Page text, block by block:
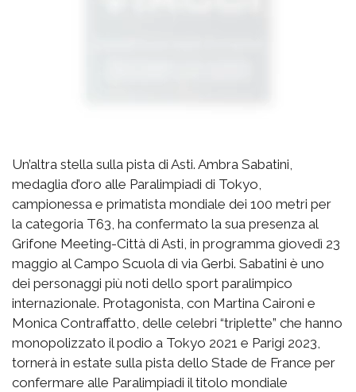
Un’altra stella sulla pista di Asti. Ambra Sabatini,
medaglia d’oro alle Paralimpiadi di Tokyo,
campionessa e primatista mondiale dei 100 metri per
la categoria T63, ha confermato la sua presenza al
Grifone Meeting-Città di Asti, in programma giovedì 23
maggio al Campo Scuola di via Gerbi. Sabatini è uno
dei personaggi più noti dello sport paralimpico
internazionale. Protagonista, con Martina Caironi e
Monica Contraffatto, delle celebri “triplette” che hanno
monopolizzato il podio a Tokyo 2021 e Parigi 2023,
tornerà in estate sulla pista dello Stade de France per
confermare alle Paralimpiadi il titolo mondiale